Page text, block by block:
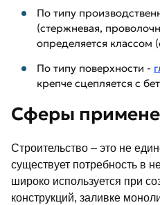
По типу
(стержневая,
определяется классом
По типу поверхности -
крепче сцепляется с
Сферы
Строительство – это не
существует потребность в
широко используется при
конструкций, заливке